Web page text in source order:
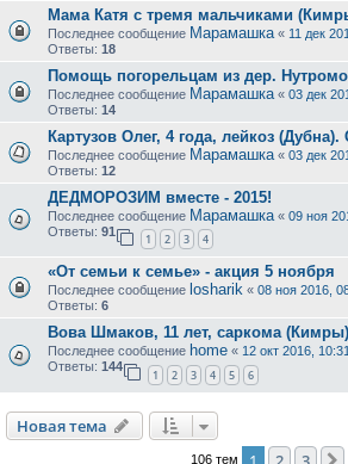
Мама Катя с тремя мальчиками
Последнее сообщение Марамашка « 11 дек
Ответы: 18
Помощь погорельцам из дер.
Последнее сообщение Марамашка « 03 дек
Ответы: 14
Картузов Олег, 4 года, лейкоз
Последнее сообщение Марамашка « 03 дек
Ответы: 12
ДЕДМОРОЗИМ вместе - 2015!
Последнее сообщение Марамашка « 09 ноя
Ответы: 91
1 2 3 4
«От семьи к семье» - акция 5 ноября
Последнее сообщение losharik « 08 ноя 2016,
Ответы: 6
Вова Шмаков, 11 лет, саркома
Последнее сообщение home « 12 окт 2016, 10:31
Ответы: 144
1 2 3 4 5 6
Новая тема
106 тем